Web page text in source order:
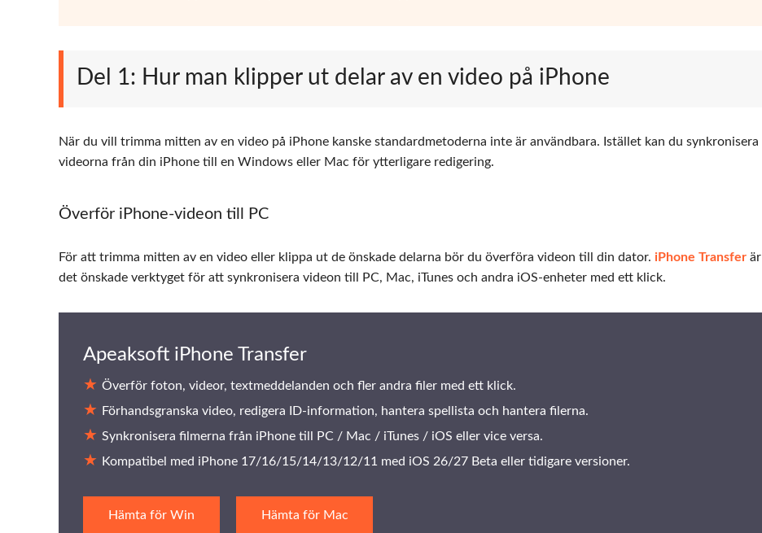
Del 1: Hur man klipper ut delar av en video på iPhone
När du vill trimma mitten av en video på iPhone kanske standardmetoderna inte är användbara. Istället kan du synkronisera
videorna från din iPhone till en Windows eller Mac för ytterligare redigering.
Överför iPhone-videon till PC
För att trimma mitten av en video eller klippa ut de önskade delarna bör du överföra videon till din dator. iPhone Transfer är
det önskade verktyget för att synkronisera videon till PC, Mac, iTunes och andra iOS-enheter med ett klick.
Apeaksoft iPhone Transfer
Överför foton, videor, textmeddelanden och fler andra filer med ett klick.
Förhandsgranska video, redigera ID-information, hantera spellista och hantera filerna.
Synkronisera filmerna från iPhone till PC / Mac / iTunes / iOS eller vice versa.
Kompatibel med iPhone 17/16/15/14/13/12/11 med iOS 26/27 Beta eller tidigare versioner.
Hämta för Win Hämta för Mac